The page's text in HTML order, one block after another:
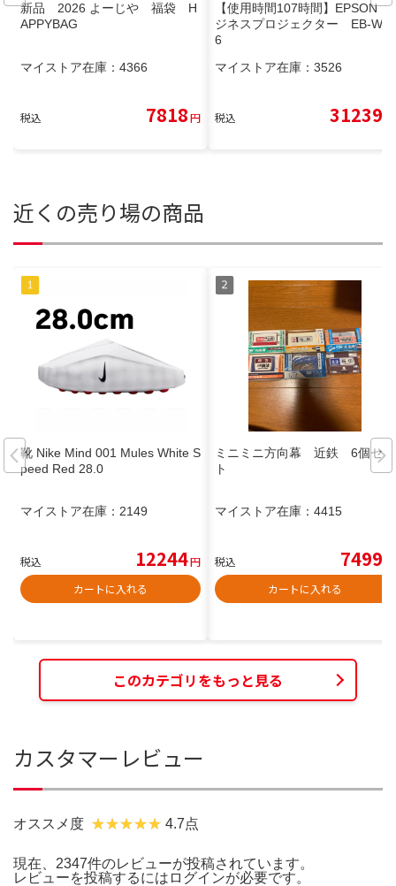
新品 2026 よーじや 福袋 H
APPYBAG
マイストア在庫： 4366
税込 7818円
【使用時間107時間】EPSON ビ
ジネスプロジェクター EB-W0
6
マイストア在庫： 3526
税込 31239
近くの売り場の商品
靴 Nike Mind 001 Mules White S
peed Red 28.0
マイストア在庫： 2149
税込 12244円
カートに入れる
ミニミニ方向幕 近鉄 6個セッ
ト
マイストア在庫： 4415
税込 7499
カートに入れる
このカテゴリをもっと見る
カスタマーレビュー
オススメ度 4.7点
現在、2347件のレビューが投稿されています。
レビューを投稿するには ログインが必要です。